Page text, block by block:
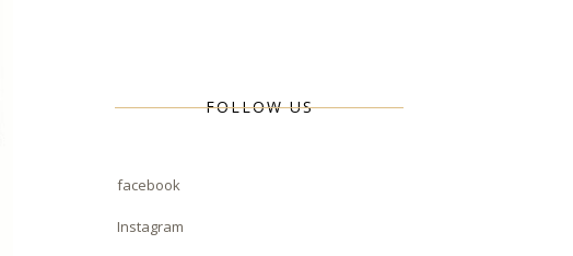
FOLLOW US
facebook
Instagram